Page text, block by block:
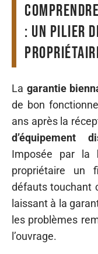
: un pilier
La garantie
de bon
ans après la
d’équipement
Imposée par la
propriétaire un
défauts touchant
laissant à la
les problèmes
l’ouvrage.